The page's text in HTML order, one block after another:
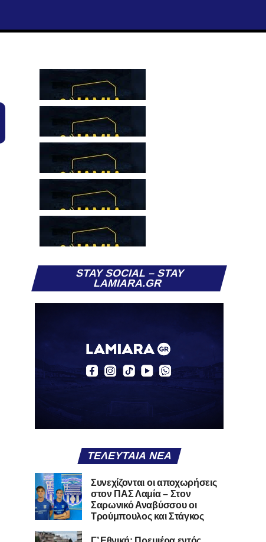
STAY SOCIAL – STAY
LAMIARA.GR
ΤΕΛΕΥΤΑΊΑ ΝΈΑ
Συνεχίζονται οι αποχωρήσεις
στον ΠΑΣ Λαμία – Στον
Σαρωνικό Αναβύσσου οι
Τρούμπουλος και Στάγκος